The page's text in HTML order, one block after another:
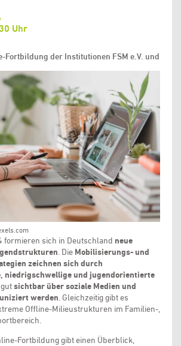
Uhr
Fortbildung der Institutionen FSM e.V. und
formieren sich in Deutschland neue
. Die Mobilisierungs- und
zeichnen sich durch
niedrigschwellige und jugendorientierte
gutsichtbar über soziale Medien und
werden . Gleichzeitig gibt es
Offline-Milieustrukturen im Familien-,
Fortbildung gibt einen Überblick,